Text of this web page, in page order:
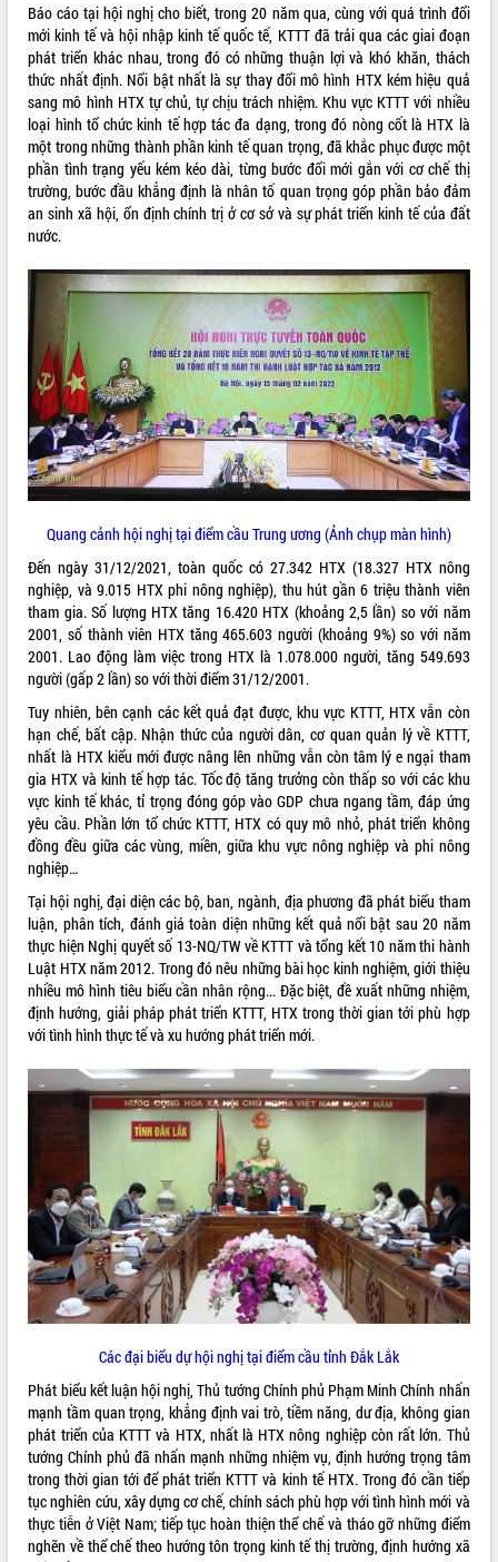
VIDEO
Không có file video nào để phát.
ALBUM ẢNH
LIÊN KẾT WEB
Tất cả:
66008301
Báo cáo tại hội nghị cho biết, trong 20 năm qua, cùng với quá trình đổi
mới kinh tế và hội nhập kinh tế quốc tế, KTTT đã trải qua các giai đoạn
phát triển khác nhau, trong đó có những thuận lợi và khó khăn, thách
thức nhất định. Nổi bật nhất là sự thay đổi mô hình HTX kém hiệu quả
sang mô hình HTX tự chủ, tự chịu trách nhiệm. Khu vực KTTT với nhiều
loại hình tổ chức kinh tế hợp tác đa dạng, trong đó nòng cốt là HTX là
một trong những thành phần kinh tế quan trọng, đã khắc phục được một
phần tình trạng yếu kém kéo dài, từng bước đổi mới gắn với cơ chế thị
trường, bước đầu khẳng định là nhân tố quan trọng góp phần bảo đảm
an sinh xã hội, ổn định chính trị ở cơ sở và sự phát triển kinh tế của đất
nước.
Quang cảnh hội nghị tại điểm cầu Trung ương (Ảnh chụp màn hình)
Đến ngày 31/12/2021, toàn quốc có 27.342 HTX (18.327 HTX nông
nghiệp, và 9.015 HTX phi nông nghiệp), thu hút gần 6 triệu thành viên
tham gia. Số lượng HTX tăng 16.420 HTX (khoảng 2,5 lần) so với năm
2001, số thành viên HTX tăng 465.603 người (khoảng 9%) so với năm
2001. Lao động làm việc trong HTX là 1.078.000 người, tăng 549.693
người (gấp 2 lần) so với thời điểm 31/12/2001.
Tuy nhiên, bên cạnh các kết quả đạt được, khu vực KTTT, HTX vẫn còn
hạn chế, bất cập. Nhận thức của người dân, cơ quan quản lý về KTTT,
nhất là HTX kiểu mới được nâng lên những vẫn còn tâm lý e ngại tham
gia HTX và kinh tế hợp tác. Tốc độ tăng trưởng còn thấp so với các khu
vực kinh tế khác, tỉ trọng đóng góp vào GDP chưa ngang tầm, đáp ứng
yêu cầu. Phần lớn tổ chức KTTT, HTX có quy mô nhỏ, phát triển không
đồng đều giữa các vùng, miền, giữa khu vực nông nghiệp và phi nông
nghiệp…
Tại hội nghị, đại diện các bộ, ban, ngành, địa phương đã phát biểu tham
luận, phân tích, đánh giá toàn diện những kết quả nổi bật sau 20 năm
thực hiện Nghị quyết số 13-NQ/TW về KTTT và tổng kết 10 năm thi hành
Luật HTX năm 2012. Trong đó nêu những bài học kinh nghiệm, giới thiệu
nhiều mô hình tiêu biểu cần nhân rộng... Đặc biệt, đề xuất những nhiệm,
định hướng, giải pháp phát triển KTTT, HTX trong thời gian tới phù hợp
với tình hình thực tế và xu hướng phát triển mới.
Các đại biểu dự hội nghị tại điểm cầu tỉnh Đắk Lắk
Phát biểu kết luận hội nghị, Thủ tướng Chính phủ Phạm Minh Chính nhấn
mạnh tầm quan trọng, khẳng định vai trò, tiềm năng, dư địa, không gian
phát triển của KTTT và HTX, nhất là HTX nông nghiệp còn rất lớn. Thủ
tướng Chính phủ đã nhấn mạnh những nhiệm vụ, định hướng trọng tâm
trong thời gian tới để phát triển KTTT và kinh tế HTX. Trong đó cần tiếp
tục nghiên cứu, xây dựng cơ chế, chính sách phù hợp với tình hình mới và
thực tiễn ở Việt Nam; tiếp tục hoàn thiện thể chế và tháo gỡ những điểm
nghẽn về thể chế theo hướng tôn trọng kinh tế thị trường, định hướng xã